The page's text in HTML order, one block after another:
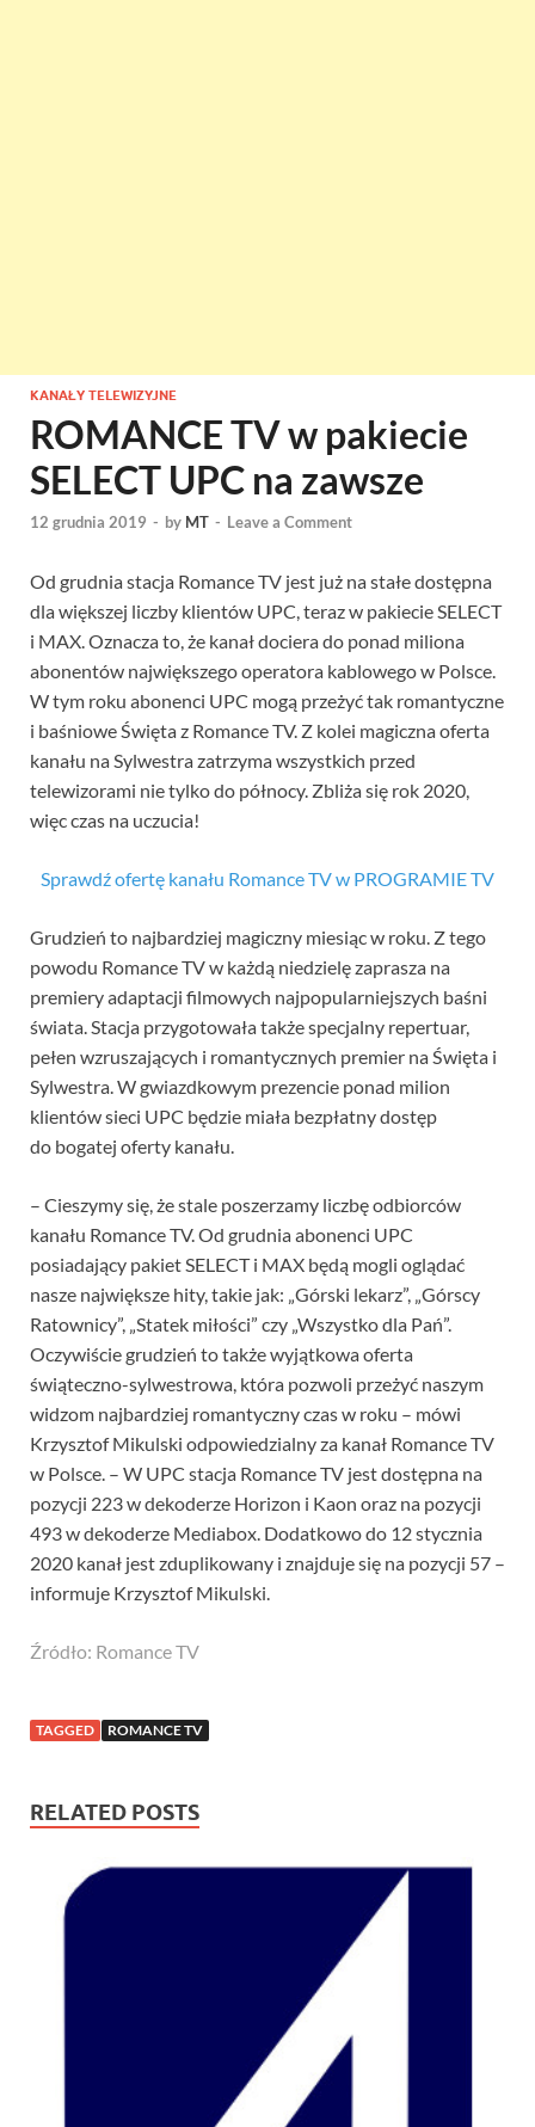
KANAŁY TELEWIZYJNE
ROMANCE TV w pakiecie
SELECT UPC na zawsze
12 grudnia 2019 - by MT - Leave a Comment
Od grudnia stacja Romance TV jest już na stałe dostępna
dla większej liczby klientów UPC, teraz w pakiecie SELECT
i MAX. Oznacza to, że kanał dociera do ponad miliona
abonentów największego operatora kablowego w Polsce.
W tym roku abonenci UPC mogą przeżyć tak romantyczne
i baśniowe Święta z Romance TV. Z kolei magiczna oferta
kanału na Sylwestra zatrzyma wszystkich przed
telewizorami nie tylko do północy. Zbliża się rok 2020,
więc czas na uczucia!
Sprawdź ofertę kanału Romance TV w PROGRAMIE TV
Grudzień to najbardziej magiczny miesiąc w roku. Z tego
powodu Romance TV w każdą niedzielę zaprasza na
premiery adaptacji filmowych najpopularniejszych baśni
świata. Stacja przygotowała także specjalny repertuar,
pełen wzruszających i romantycznych premier na Święta i
Sylwestra. W gwiazdkowym prezencie ponad milion
klientów sieci UPC będzie miała bezpłatny dostęp
do bogatej oferty kanału.
– Cieszymy się, że stale poszerzamy liczbę odbiorców
kanału Romance TV. Od grudnia abonenci UPC
posiadający pakiet SELECT i MAX będą mogli oglądać
nasze największe hity, takie jak: „Górski lekarz”, „Górscy
Ratownicy”, „Statek miłości” czy „Wszystko dla Pań”.
Oczywiście grudzień to także wyjątkowa oferta
świąteczno-sylwestrowa, która pozwoli przeżyć naszym
widzom najbardziej romantyczny czas w roku – mówi
Krzysztof Mikulski odpowiedzialny za kanał Romance TV
w Polsce. – W UPC stacja Romance TV jest dostępna na
pozycji 223 w dekoderze Horizon i Kaon oraz na pozycji
493 w dekoderze Mediabox. Dodatkowo do 12 stycznia
2020 kanał jest zduplikowany i znajduje się na pozycji 57 –
informuje Krzysztof Mikulski.
Źródło: Romance TV
TAGGED ROMANCE TV
RELATED POSTS